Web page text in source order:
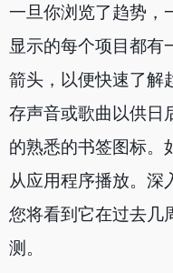
一旦你浏览了趋势，
显示的每个项目都有
箭头，以便快速了解
存声音或歌曲以供日
的熟悉的书签图标。
从应用程序播放。深
您将看到它在过去几
测。